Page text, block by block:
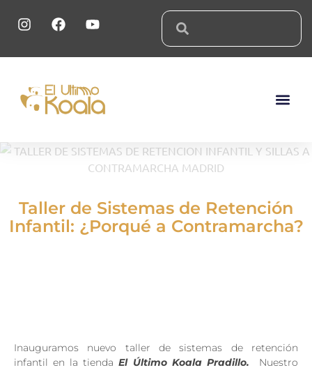
Taller de Sistemas de Retención
Infantil: ¿Porqué a Contramarcha?
Inauguramos nuevo taller de sistemas de retención
infantil en la tiendaEl Último Koala Pradillo.
Nuestro